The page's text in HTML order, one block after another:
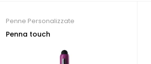
Penne Personalizzate
Penna touch